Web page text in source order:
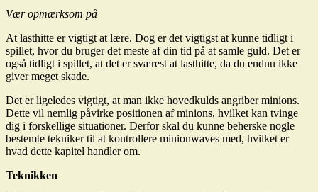
Vær opmærksom på
At lasthitte er vigtigt at lære. Dog er det vigtigst at kunne tidligt i
spillet, hvor du bruger det meste af din tid på at samle guld. Det er
også tidligt i spillet, at det er sværest at lasthitte, da du endnu ikke
giver meget skade.
Det er ligeledes vigtigt, at man ikke hovedkulds angriber minions.
Dette vil nemlig påvirke positionen af minions, hvilket kan tvinge
dig i forskellige situationer. Derfor skal du kunne beherske nogle
bestemte tekniker til at kontrollere minionwaves med, hvilket er
hvad dette kapitel handler om.
Teknikken